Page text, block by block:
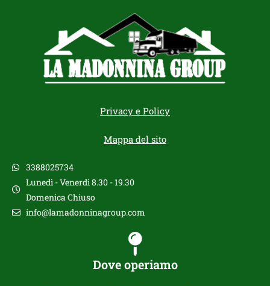
Privacy e Policy
Mappa del sito
3388025734
Lunedì - Venerdì 8.30 - 19.30
Domenica Chiuso
info@lamadonninagroup.com
Dove operiamo